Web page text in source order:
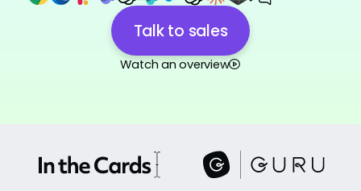
Talk to sales
Watch an overview